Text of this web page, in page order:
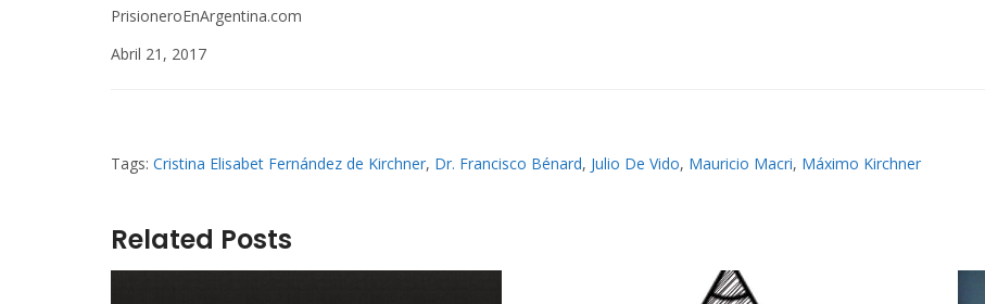
PrisioneroEnArgentina.com
Abril 21, 2017
Tags: Cristina Elisabet Fernández de Kirchner, Dr. Francisco Bénard, Julio De Vido, Mauricio Macri, Máximo Kirchner
Related Posts